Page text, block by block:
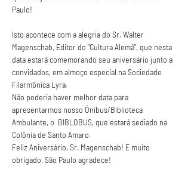
Paulo!
Isto acontece com a alegria do Sr. Walter
Magenschab, Editor do "Cultura Alemã", que nesta
data estará comemorando seu aniversário junto a
convidados, em almoço especial na Sociedade
Filarmônica Lyra.
Não poderia haver melhor data para
apresentarmos nosso Ônibus/Biblioteca
Ambulante, o  BIBLOBUS, que estará sediado na
Colônia de Santo Amaro.
Feliz Aniversário, Sr. Magenschab! E muito
obrigado, São Paulo agradece!